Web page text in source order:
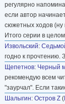
регулярно
если автор
сюжетных ходов (ну
Итого серии в
Извольский:
годно к прочтению.
Щепетнов: Черный
рекомендую всем
"заурчал". Если
Шалыгин: Остров Z (